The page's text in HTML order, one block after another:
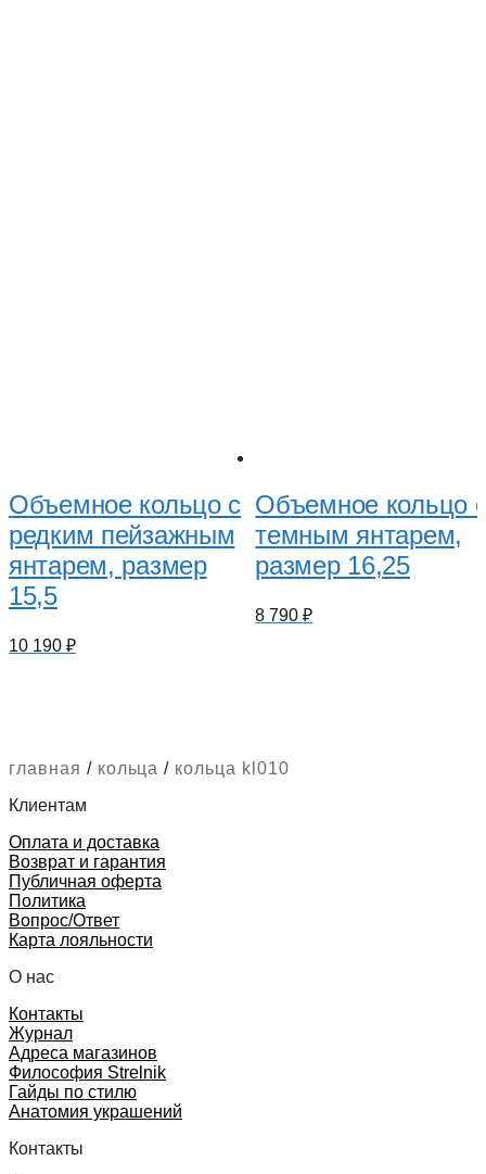
Объемное кольцо с
редким пейзажным
янтарем, размер
15,5
10 190 ₽
Объемное кольцо
темным янтарем,
размер 16,25
8 790₽
главная / кольца / кольца kl010
Клиентам
Оплата и доставка
Возврат и гарантия
Публичная оферта
Политика
Вопрос/Ответ
Карта лояльности
О нас
Контакты
Журнал
Адреса магазинов
Философия Strelnik
Гайды по стилю
Анатомия украшений
Контакты